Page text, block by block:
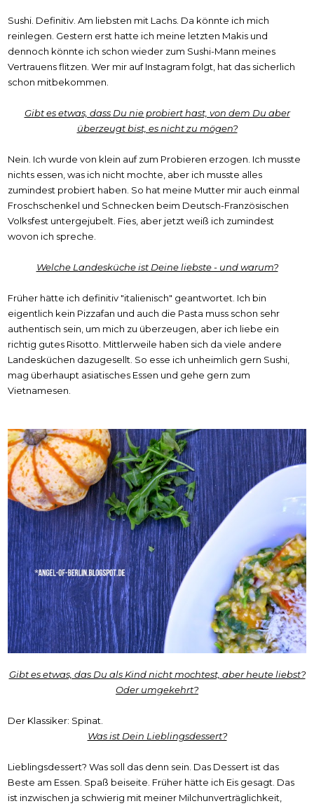
Sushi. Definitiv. Am liebsten mit Lachs. Da könnte ich mich
reinlegen. Gestern erst hatte ich meine letzten Makis und
dennoch könnte ich schon wieder zum Sushi-Mann meines
Vertrauens flitzen. Wer mir auf Instagram folgt, hat das sicherlich
schon mitbekommen.
Gibt es etwas, dass Du nie probiert hast, von dem Du aber
überzeugt bist, es nicht zu mögen?
Nein. Ich wurde von klein auf zum Probieren erzogen. Ich musste
nichts essen, was ich nicht mochte, aber ich musste alles
zumindest probiert haben. So hat meine Mutter mir auch einmal
Froschschenkel und Schnecken beim Deutsch-Französischen
Volksfest untergejubelt. Fies, aber jetzt weiß ich zumindest
wovon ich spreche.
Welche Landesküche ist Deine liebste - und warum?
Früher hätte ich definitiv "italienisch" geantwortet. Ich bin
eigentlich kein Pizzafan und auch die Pasta muss schon sehr
authentisch sein, um mich zu überzeugen, aber ich liebe ein
richtig gutes Risotto. Mittlerweile haben sich da viele andere
Landesküchen dazugesellt. So esse ich unheimlich gern Sushi,
mag überhaupt asiatisches Essen und gehe gern zum
Vietnamesen.
Gibt es etwas, das Du als Kind nicht mochtest, aber heute liebst?
Oder umgekehrt?
Der Klassiker: Spinat.
Was ist Dein Lieblingsdessert?
Lieblingsdessert? Was soll das denn sein. Das Dessert ist das
Beste am Essen. Spaß beiseite. Früher hätte ich Eis gesagt. Das
ist inzwischen ja schwierig mit meiner Milchunverträglichkeit,